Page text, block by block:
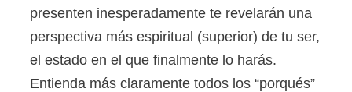
presenten inesperadamente te revelarán una
perspectiva más espiritual (superior) de tu ser,
el estado en el que finalmente lo harás.
Entienda más claramente todos los “porqués”